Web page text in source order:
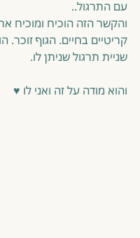
עם התרגול..
והקשר הזה הוכיח ומוכיח
קריטיים בחיים. הגוף זוכר.
שניית תרגול שניתן לו.
והוא מודה על זה ואני לו ♥️